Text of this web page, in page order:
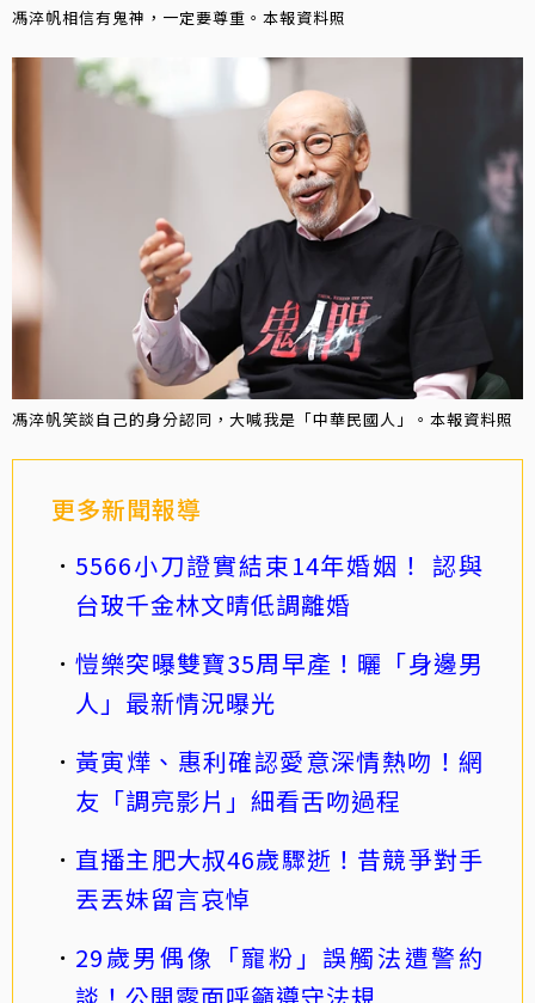
馮淬帆相信有鬼神，一定要尊重。本報資料照
馮淬帆笑談自己的身分認同，大喊我是「中華民國人」。本報資料照
更多新聞報導
5566小刀證實結束14年婚姻！ 認與
台玻千金林文晴低調離婚
愷樂突曝雙寶35周早產！曬「身邊男
人」最新情況曝光
黃寅燁、惠利確認愛意深情熱吻！網
友「調亮影片」細看舌吻過程
直播主肥大叔46歲驟逝！昔競爭對手
丟丟妹留言哀悼
29歲男偶像「寵粉」誤觸法遭警約